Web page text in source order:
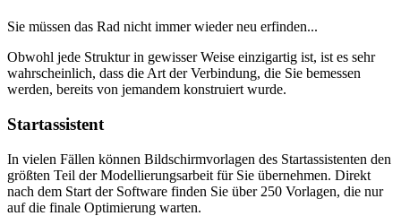
Sie müssen das Rad nicht immer wieder neu erfinden...
Obwohl jede Struktur in gewisser Weise einzigartig ist, ist es sehr
wahrscheinlich, dass die Art der Verbindung, die Sie bemessen
werden, bereits von jemandem konstruiert wurde.
Startassistent
In vielen Fällen können Bildschirmvorlagen des Startassistenten den
größten Teil der Modellierungsarbeit für Sie übernehmen. Direkt
nach dem Start der Software finden Sie über 250 Vorlagen, die nur
auf die finale Optimierung warten.